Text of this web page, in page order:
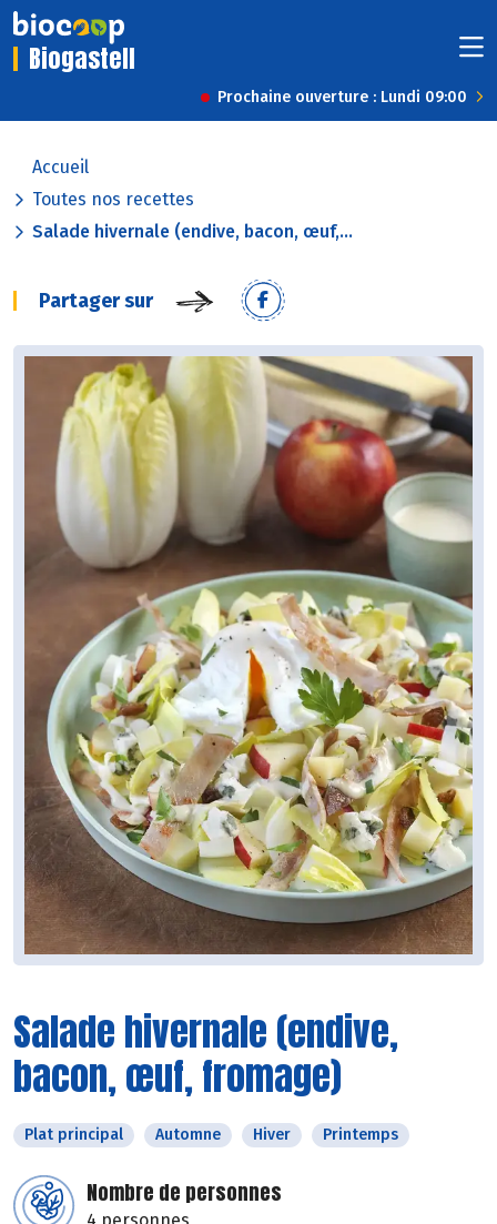
Biogastell
Prochaine ouverture : Lundi 09:00
Accueil
Toutes nos recettes
Salade hivernale (endive, bacon, œuf,...
Partager sur
Salade hivernale (endive,
bacon, œuf, fromage)
Plat principal Automne Hiver Printemps
Nombre de personnes
4 personnes